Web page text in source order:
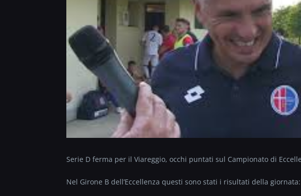
Serie D ferma per il Viareggio, occhi puntati sul Campionato di
Nel Girone B dell’Eccellenza questi sono stati i risultati della giornata: